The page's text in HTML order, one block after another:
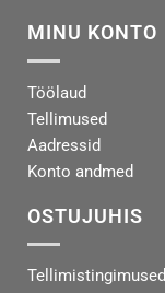
MINU KONTO
Töölaud
Tellimused
Aadressid
Konto andmed
OSTUJUHIS
Tellimistingimused